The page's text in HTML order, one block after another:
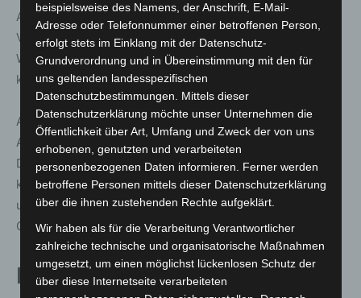
An der Haustür sollten Verbraucher ungebetenen
Vertretern grundsätzlich keinen Zutritt gewähren.
Weigern sich Personen trotz Aufforderung zu gehen,
kann die Polizei hinzugezogen werden.
Aucham Telefon ist Vorsicht geboten: Unerwünschte
Anrufe sollten sofort beendet werden, ohne persönliche
Daten zu bestätigen oder weiterzugeben. Ein
konsequentes Vorgehen schützt effektiv vor
untergeschobenen Verträgen und unseriösen
Geschäftspraktiken.
Beratung der Verbraucherzentrale
beispielsweise des Namens, der Anschrift, E-Mail-
Adresse oder Telefonnummer einer betroffenen Person,
erfolgt stets im Einklang mit der Datenschutz-
Grundverordnung und in Übereinstimmung mit den für
uns geltenden landesspezifischen
Datenschutzbestimmungen. Mittels dieser
Datenschutzerklärung möchte unser Unternehmen die
Öffentlichkeit über Art, Umfang und Zweck der von uns
erhobenen, genutzten und verarbeiteten
personenbezogenen Daten informieren. Ferner werden
betroffene Personen mittels dieser Datenschutzerklärung
über die ihnen zustehenden Rechte aufgeklärt.
Wir haben als für die Verarbeitung Verantwortlicher
zahlreiche technische und organisatorische Maßnahmen
umgesetzt, um einen möglichst lückenlosen Schutz der
über diese Internetseite verarbeiteten